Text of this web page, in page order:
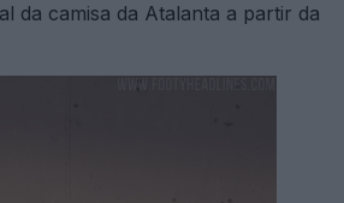
da camisa da Atalanta a partir da